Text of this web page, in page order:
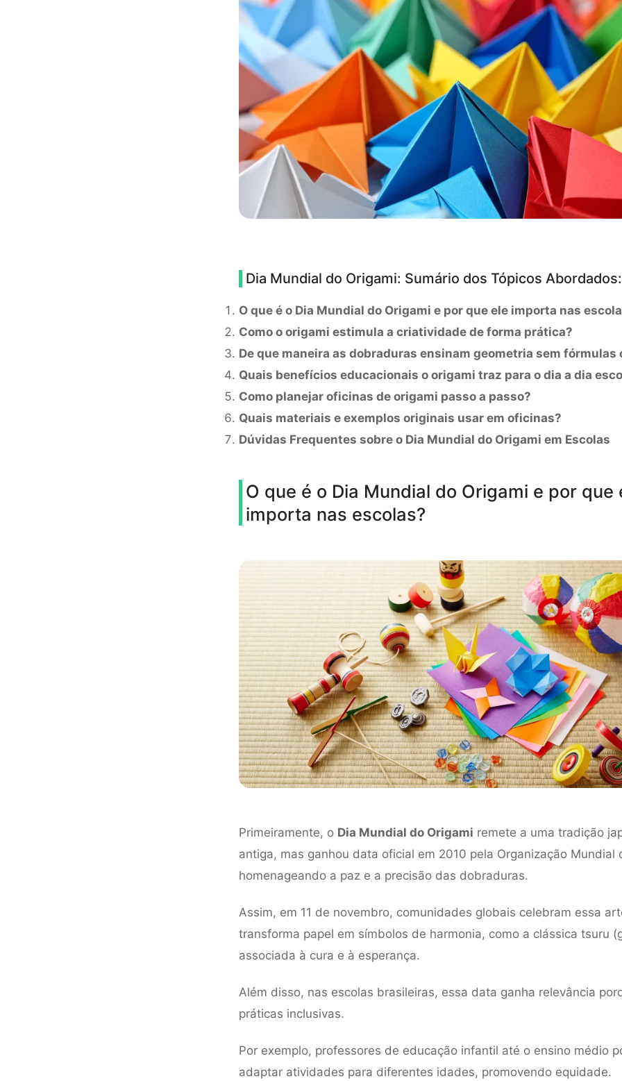
Dia Mundial do Origami: Sumário dos Tópicos Abordados:
O que é o Dia Mundial do Origami e por que ele importa nas
Como o origami estimula a criatividade de forma prática?
De que maneira as dobraduras ensinam geometria sem fórmulas
Quais benefícios educacionais o origami traz para o dia a dia
Como planejar oficinas de origami passo a passo?
Quais materiais e exemplos originais usar em oficinas?
Dúvidas Frequentes sobre o Dia Mundial do Origami em Escolas
O que é o Dia Mundial do Origami e por que
importa nas escolas?
Primeiramente, o Dia Mundial do Origami remete a uma tradição
antiga, mas ganhou data oficial em 2010 pela Organização Mundial
homenageando a paz e a precisão das dobraduras.
Assim, em 11 de novembro, comunidades globais celebram essa
transforma papel em símbolos de harmonia, como a clássica tsuru
associada à cura e à esperança.
Além disso, nas escolas brasileiras, essa data ganha relevância
práticas inclusivas.
Por exemplo, professores de educação infantil até o ensino médio
adaptar atividades para diferentes idades, promovendo equidade.